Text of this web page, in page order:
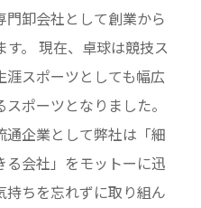
卸会社として創業から
。 現在、卓球は競技ス
スポーツとしても幅広
ポーツとなりました。
通企業として弊社は「細
会社」をモットーに迅
ちを忘れずに取り組ん